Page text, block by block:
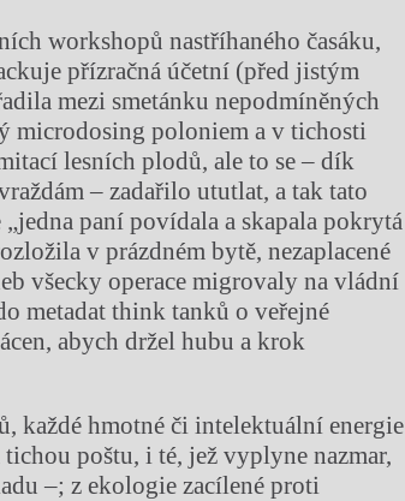
workshopů nastříhaného časáku,
přízračná účetní (před jistým
mezi smetánku nepodmíněných
microdosing poloniem a v tichosti
lesních plodů, ale to se – dík
– zadařilo ututlat, a tak tato
paní povídala a skapala pokrytá
v prázdném bytě, nezaplacené
všecky operace migrovaly na vládní
metadat think tanků o veřejné
abych držel hubu a krok
každé hmotné či intelektuální energie
poštu, i té, jež vyplyne nazmar,
–; z ekologie zacílené proti